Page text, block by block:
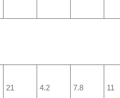
21 4.2 7.8 11